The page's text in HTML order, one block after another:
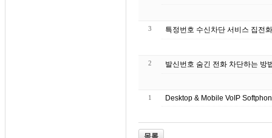
3 특정번호 수신
2 발신번호 숨긴 전화 차단하는 방
1 Desktop & Mobile VoIP
목록